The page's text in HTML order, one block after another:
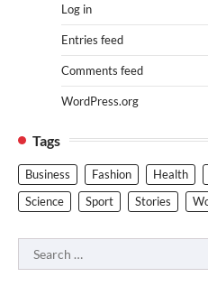
Log in
Entries feed
Comments feed
WordPress.org
Tags
Business Fashion Health
Science
Sport Stories
Search
for: